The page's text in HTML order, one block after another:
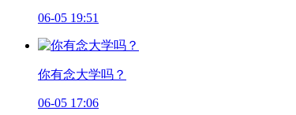
06-05 19:51
你有念大学吗？
06-05 17:06